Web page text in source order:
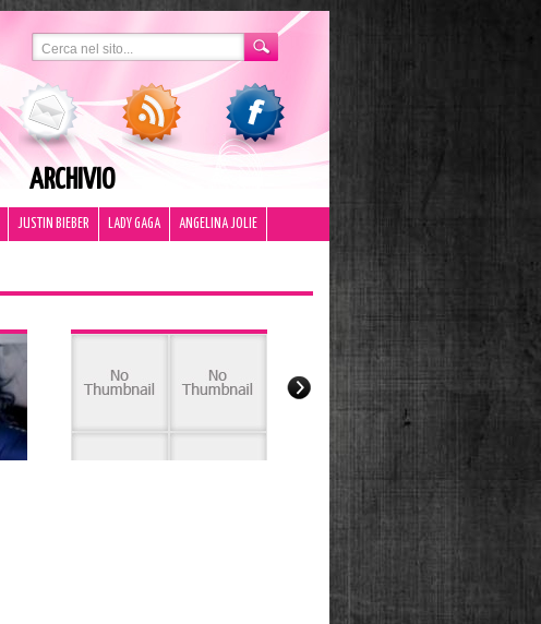
ARCHIVIO
JUSTIN BIEBER LADY GAGA ANGELINA JOLIE